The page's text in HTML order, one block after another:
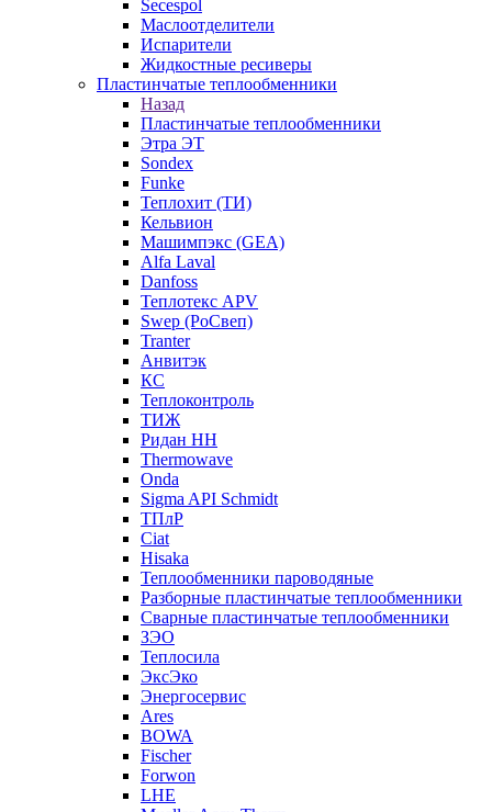
Secespol
Маслоотделители
Испарители
Жидкостные ресиверы
Пластинчатые теплообменники
Назад
Пластинчатые теплообменники
Этра ЭТ
Sondex
Funke
Теплохит (ТИ)
Кельвион
Машимпэкс (GEA)
Alfa Laval
Danfoss
Теплотекс APV
Swep (РоСвеп)
Tranter
Анвитэк
КС
Теплоконтроль
ТИЖ
Ридан НН
Thermowave
Onda
Sigma API Schmidt
ТПлР
Ciat
Hisaka
Теплообменники пароводяные
Разборные пластинчатые теплообменники
Сварные пластинчатые теплообменники
ЗЭО
Теплосила
ЭксЭко
Энергосервис
Ares
BOWA
Fischer
Forwon
LHE